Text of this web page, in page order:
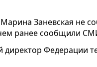
Заневская не
ранее сообщили
Федерации